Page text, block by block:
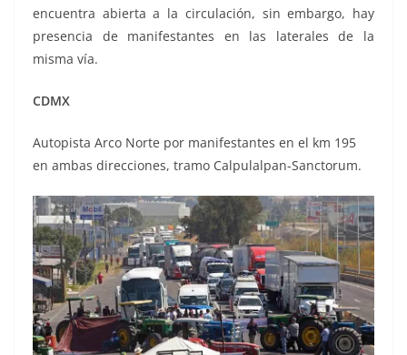
encuentra abierta a la circulación, sin embargo, hay
presencia de manifestantes en las laterales de la
misma vía.
CDMX
Autopista Arco Norte por manifestantes en el km 195
en ambas direcciones, tramo Calpulalpan-Sanctorum.